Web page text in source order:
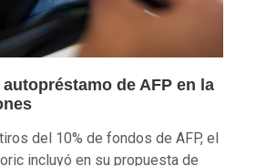
de AFP en la
del 10% de fondos de AFP, el
incluyó en su propuesta de